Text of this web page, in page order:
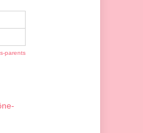
parents